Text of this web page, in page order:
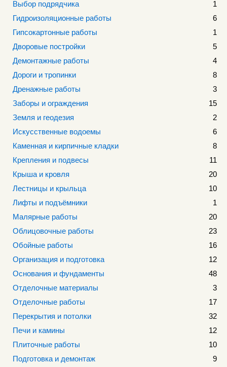
Выбор подрядчика
1
Гидроизоляционные работы
6
Гипсокартонные работы
1
Дворовые постройки
5
Демонтажные работы
4
Дороги и тропинки
8
Дренажные работы
3
Заборы и ограждения
15
Земля и геодезия
2
Искусственные водоемы
6
Каменная и кирпичные кладки
8
Крепления и подвесы
11
Крыша и кровля
20
Лестницы и крыльца
10
Лифты и подъёмники
1
Малярные работы
20
Облицовочные работы
23
Обойные работы
16
Организация и подготовка
12
Основания и фундаменты
48
Отделочные материалы
3
Отделочные работы
17
Перекрытия и потолки
32
Печи и камины
12
Плиточные работы
10
Подготовка и демонтаж
9